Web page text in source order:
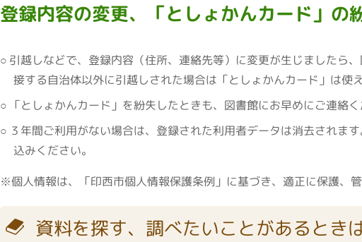
登録内容の変更、「としょかんカード」の
引越しなどで、登録内容（住所、連絡先等）に変更が生じましたら
接する自治体以外に引越しされた場合は「としょかんカード」は使
「としょかんカード」を紛失したときも、図書館にお早めにご連絡
３年間ご利用がない場合は、登録された利用者データは消去されま
込みください。
※個人情報は、「印西市個人情報保護条例」に基づき、適正に保護、管
資料を探す、調べたいことがあるとき